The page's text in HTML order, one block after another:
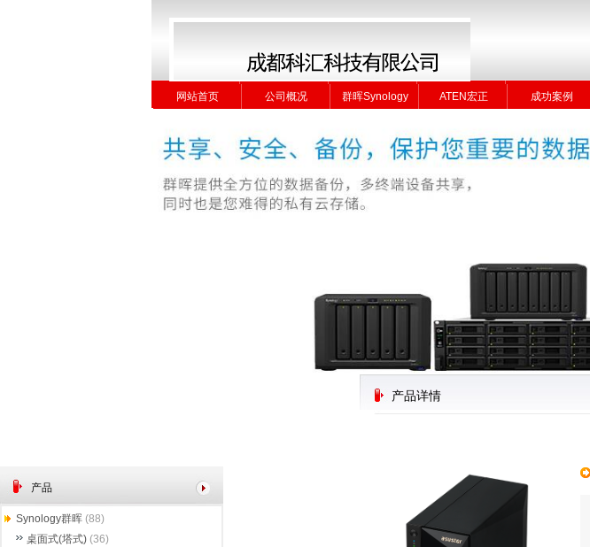
网站首页 公司概况 群晖Synology ATEN宏正 成功案例
网站首页 公司概况 群晖Synology ATEN宏正 成功案例
产品详情
产品
Synology群晖 (88)
桌面式(塔式) (36)